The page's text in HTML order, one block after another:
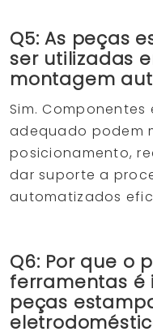
Q5: As peças
ser utilizadas
montagem
Sim.
adequado podem
posicionamento,
dar suporte a
automatizados
Q6: Por que o
ferramentas
peças